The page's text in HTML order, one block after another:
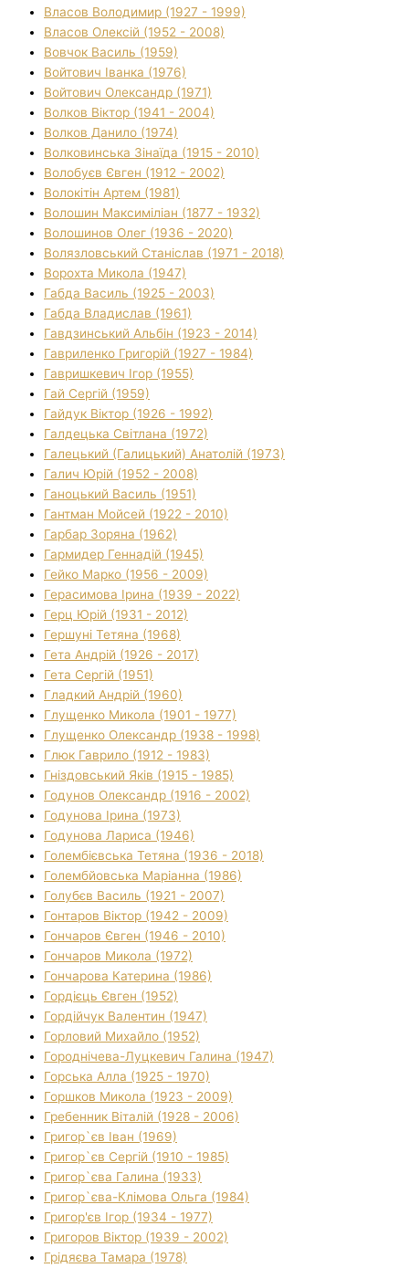
Власов Володимир (1927 - 1999)
Власов Олексій (1952 - 2008)
Вовчок Василь (1959)
Войтович Іванка (1976)
Войтович Олександр (1971)
Волков Віктор (1941 - 2004)
Волков Данило (1974)
Волковинська Зінаїда (1915 - 2010)
Волобуєв Євген (1912 - 2002)
Волокітін Артем (1981)
Волошин Максиміліан (1877 - 1932)
Волошинов Олег (1936 - 2020)
Волязловський Станіслав (1971 - 2018)
Ворохта Микола (1947)
Габда Василь (1925 - 2003)
Габда Владислав (1961)
Гавдзинський Альбін (1923 - 2014)
Гавриленко Григорій (1927 - 1984)
Гавришкевич Ігор (1955)
Гай Сергій (1959)
Гайдук Віктор (1926 - 1992)
Галдецька Світлана (1972)
Галецький (Галицький) Анатолій (1973)
Галич Юрій (1952 - 2008)
Ганоцький Василь (1951)
Гантман Мойсей (1922 - 2010)
Гарбар Зоряна (1962)
Гармидер Геннадій (1945)
Гейко Марко (1956 - 2009)
Герасимова Ірина (1939 - 2022)
Герц Юрій (1931 - 2012)
Гершуні Тетяна (1968)
Гета Андрій (1926 - 2017)
Гета Сергій (1951)
Гладкий Андрій (1960)
Глущенко Микола (1901 - 1977)
Глущенко Олександр (1938 - 1998)
Глюк Гаврило (1912 - 1983)
Гніздовський Яків (1915 - 1985)
Годунов Олександр (1916 - 2002)
Годунова Ірина (1973)
Годунова Лариса (1946)
Голембієвська Тетяна (1936 - 2018)
Голембйовська Маріанна (1986)
Голубєв Василь (1921 - 2007)
Гонтаров Віктор (1942 - 2009)
Гончаров Євген (1946 - 2010)
Гончаров Микола (1972)
Гончарова Катерина (1986)
Гордієць Євген (1952)
Гордійчук Валентин (1947)
Горловий Михайло (1952)
Городнічева-Луцкевич Галина (1947)
Горська Алла (1925 - 1970)
Горшков Микола (1923 - 2009)
Гребенник Віталій (1928 - 2006)
Григор`єв Іван (1969)
Григор`єв Сергій (1910 - 1985)
Григор`єва Галина (1933)
Григор`єва-Клімова Ольга (1984)
Григор'єв Ігор (1934 - 1977)
Григоров Віктор (1939 - 2002)
Грідяєва Тамара (1978)